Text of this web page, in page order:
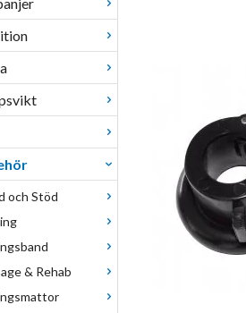
och Stöd
& Rehab